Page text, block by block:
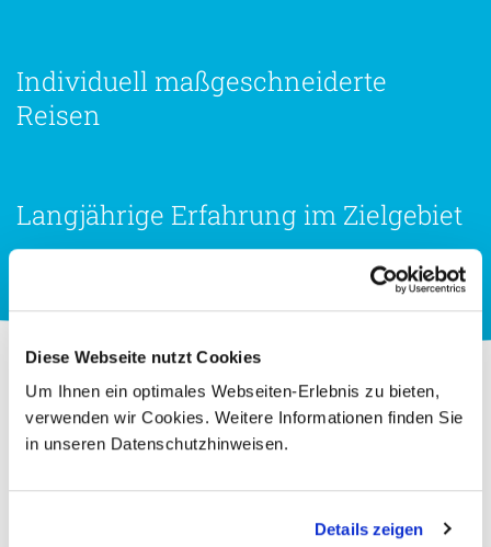
Diese Webseite nutzt Cookies
Um Ihnen ein optimales Webseiten-Erlebnis zu bieten,
verwenden wir Cookies. Weitere Informationen finden Sie
in unseren Datenschutzhinweisen.
Details zeigen
Individuell maßgeschneiderte
Reisen
Langjährige Erfahrung im Zielgebiet
Termine
& Preise